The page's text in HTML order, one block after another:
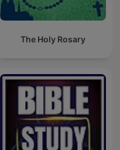
The Holy Rosary